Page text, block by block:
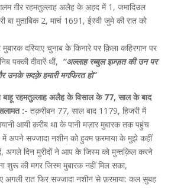
ग़ीर रहमतुल्लाह अलैह के अहद में 1, जमादिउल
बा मुताबिक 2, मार्च 1691, ईस्वी जुमे की रात को
दरियाए चुनाब के किनारे पर क़िला कहिरगान पर
पक्की दीवारें थीं, “अल्लाह रब्बुल इज़्ज़त की उन पर
उनके सदक़े हमारी मगफिरत हो”
रहमतुल्लाह अलैह के विसाल के 77, साल के बाद
:- तक़रीबन 77, साल बाद 1179, हिजरी में
आयी क़रीब था के पानी मज़ार मुबारक तक पहुंच
अपने सज्जादा नशीन को हुक्म फ़रमाया के मुझे कहीं
अगले दिन मुरीदों ने आप के जिस्म को मुन्तक़िल करने
शुरू की मगर जिस्म मुबारक नहीं मिल सका,
अगली रात फिर सज्जादा नशीन से फ़रमाया: कल सुबह